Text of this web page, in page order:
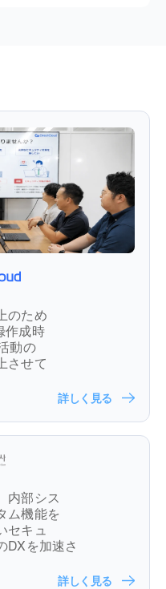
のため
作成時
動の
させて
詳しく見る
内部シス
ム機能を
セキュ
DXを加速さ
詳しく見る